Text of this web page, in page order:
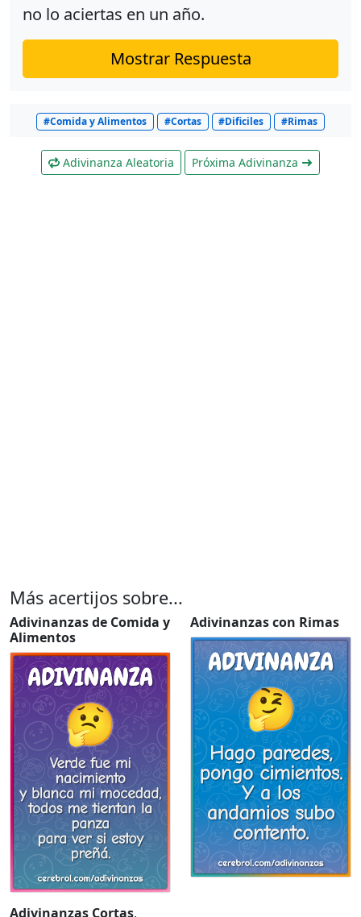
no lo aciertas en un año.
Mostrar Respuesta
#Comida y Alimentos #Cortas #Dificiles #Rimas
Adivinanza Aleatoria Próxima Adivinanza
Más acertijos sobre...
Adivinanzas de Comida y
Alimentos
Adivinanzas con Rimas
Adivinanzas Cortas,